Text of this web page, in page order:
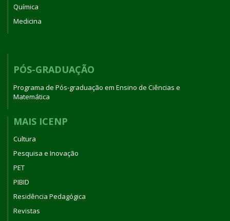
Química
Medicina
PÓS-GRADUAÇÃO
Programa de Pós-graduação em Ensino de Ciências e
Matemática
MAIS ICENP
Cultura
Pesquisa e Inovação
PET
PIBID
Residência Pedagógica
Revistas